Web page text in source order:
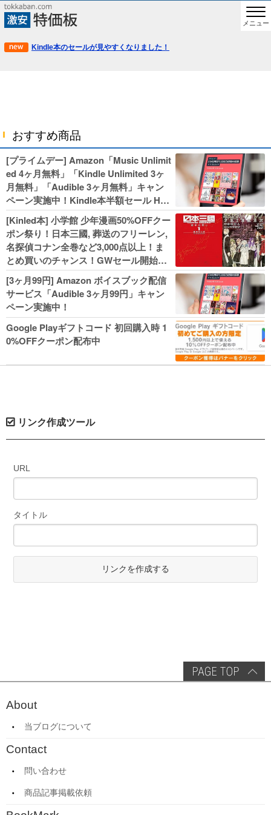
メニュー
Kindle本のセールが見やすくなりました！
おすすめ商品
[プライムデー] Amazon「Music Unlimit
ed 4ヶ月無料」「Kindle Unlimited 3ヶ
月無料」「Audible 3ヶ月無料」キャン
ペーン実施中！Kindle本半額セール HU
NTER×HUNTERなど集英社、無職転生,
幼女戦記などKADOKAWA、キャプテン
翼100円セールも！
[Kinled本] 小学館 少年漫画50%OFFクー
ポン祭り！日本三國, 葬送のフリーレン,
名探偵コナン全巻など3,000点以上！ま
とめ買いのチャンス！GWセール開始！
人気コミック多数 カドカワ祭やIT関連本
がセールに！
[3ヶ月99円] Amazon ボイスブック配信
サービス「Audible 3ヶ月99円」キャン
ペーン実施中！
Google Playギフトコード 初回購入時 1
0%OFFクーポン配布中
リンク作成ツール
URL
タイトル
リンクを作成する
About
当ブログについて
Contact
問い合わせ
商品記事掲載依頼